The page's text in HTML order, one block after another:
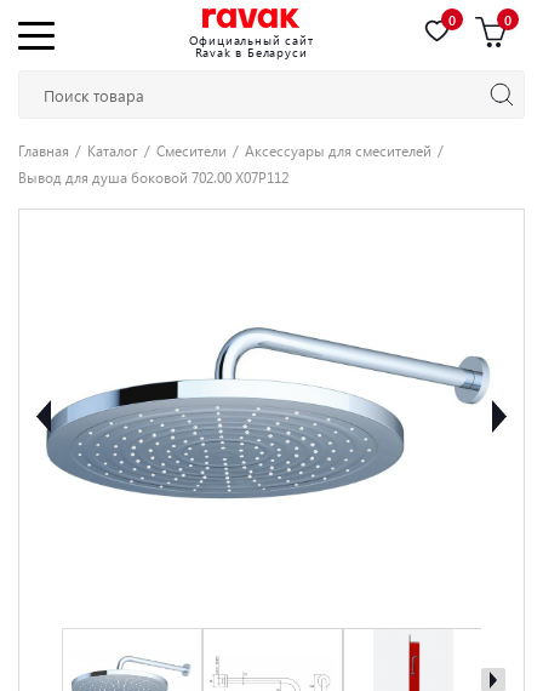
Официальный сайт
Ravak в Беларуси
0 0
Главная Каталог Смесители
Аксессуары для смесителей
Вывод для душа боковой 702.00 X07P112